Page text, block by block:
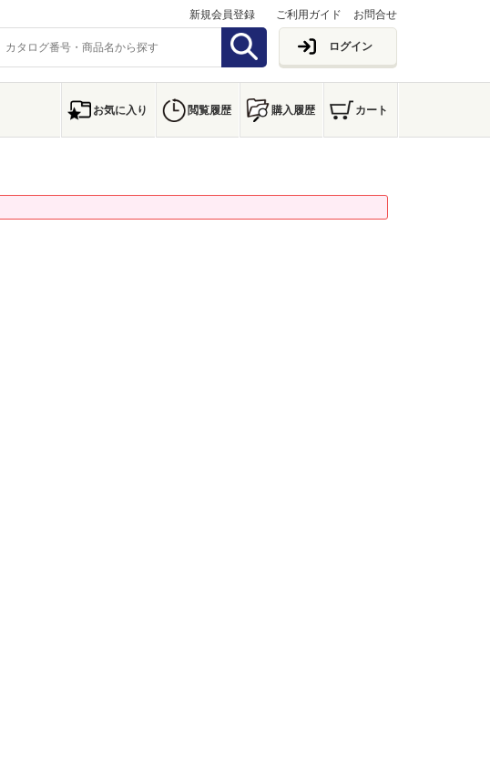
新規会員登録 ご利用ガイド お問合せ
ログイン
お気に入り 閲覧履歴 購入履歴 カート